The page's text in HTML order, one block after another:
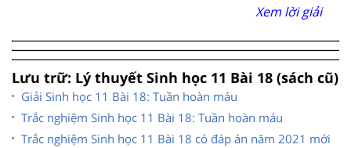
Xem lời giải
Lưu trữ: Lý thuyết Sinh học 11 Bài 18 (sách cũ)
Giải Sinh học 11 Bài 18: Tuần hoàn máu
Trắc nghiệm Sinh học 11 Bài 18: Tuần hoàn máu
Trắc nghiệm Sinh học 11 Bài 18 có đáp án năm 2021 mới